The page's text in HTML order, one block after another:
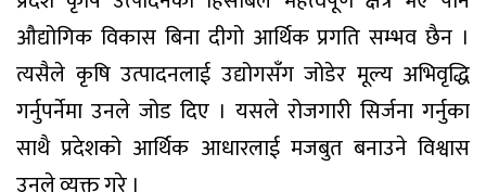
औद्योगिक विकास बिना दीगो आर्थिक प्रगति सम्भव छैन ।
त्यसैले कृषि उत्पादनलाई उद्योगसँग जोडेर मूल्य अभिवृद्धि
गर्नुपर्नेमा उनले जोड दिए । यसले रोजगारी सिर्जना गर्नुका
साथै प्रदेशको आर्थिक आधारलाई मजबुत बनाउने विश्वास